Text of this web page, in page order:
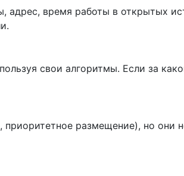
время работы в открытых
свои алгоритмы. Если за
размещение), но они